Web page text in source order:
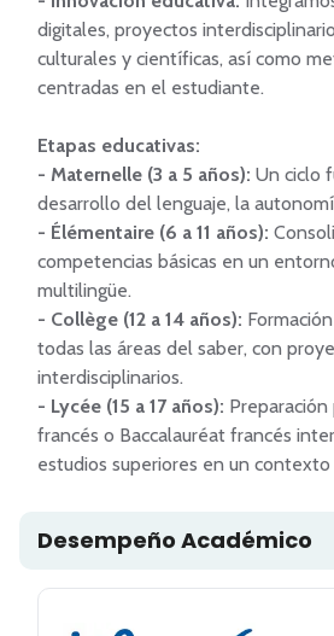
digitales, proyectos
culturales y científicas, así como
centradas en el estudiante.
Etapas educativas:
- Maternelle (3 a 5 años): Un ciclo
- Élémentaire (6 a 11 años):
competencias básicas en un
- Collège (12 a 14 años):
todas las áreas del saber, con
- Lycée (15 a 17 años):
francés o Baccalauréat francés
estudios superiores en un
Desempeño Académico